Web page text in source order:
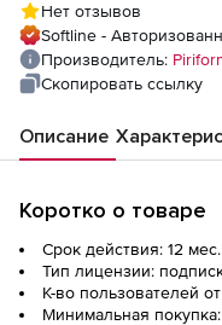
Нет отзывов
Softline -
Производитель:
Скопировать ссылку
Описание
Коротко о товаре
Срок действия: 12 мес.
Тип лицензии:
К-во пользователей
Минимальная покупка: